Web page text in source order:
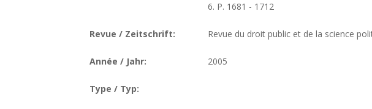
6. P. 1681 - 1712
Revue / Zeitschrift: Revue du droit public et de la science
Année / Jahr: 2005
Type / Typ: